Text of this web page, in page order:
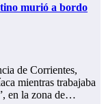
murió a bordo
de Corrientes,
mientras trabajaba
en la zona de…